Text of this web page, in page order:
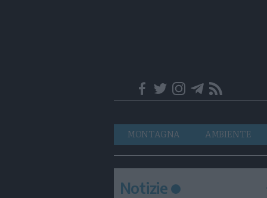
Navigazione
principale
MONTAGNA AMBIENTE
Notizie